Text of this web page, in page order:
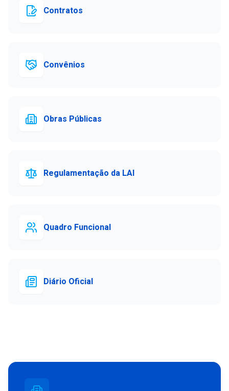
Contratos
Convênios
Obras Públicas
Regulamentação da LAI
Quadro Funcional
Diário Oficial